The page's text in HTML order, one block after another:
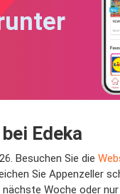
Edeka
Besuchen Sie die
Sie Appenzeller
Woche oder